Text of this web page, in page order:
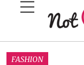
FASHION